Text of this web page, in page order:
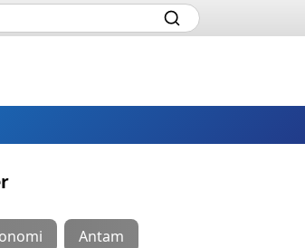
Antam